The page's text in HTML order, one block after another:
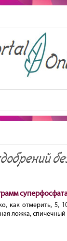
как отмерить, 5,
ложка,